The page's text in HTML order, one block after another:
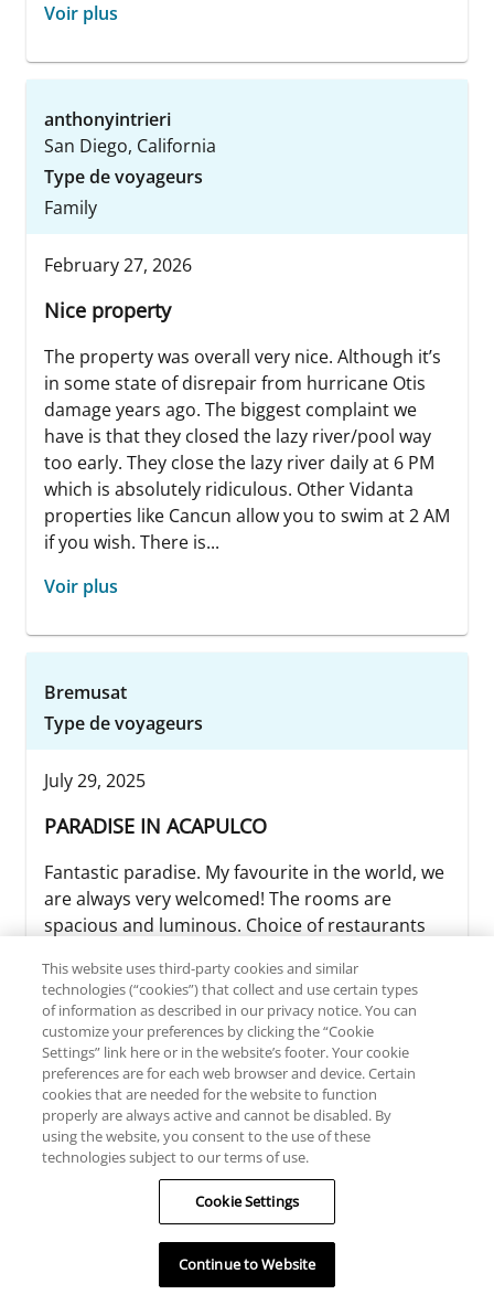
Voir plus
anthonyintrieri
San Diego, California
Type de voyageurs
Family
February 27, 2026
Nice property
The property was overall very nice. Although it’s
in some state of disrepair from hurricane Otis
damage years ago. The biggest complaint we
have is that they closed the lazy river/pool way
too early. They close the lazy river daily at 6 PM
which is absolutely ridiculous. Other Vidanta
properties like Cancun allow you to swim at 2 AM
if you wish. There is...
Voir plus
Bremusat
Type de voyageurs
July 29, 2025
PARADISE IN ACAPULCO
Fantastic paradise. My favourite in the world, we
are always very welcomed! The rooms are
spacious and luminous. Choice of restaurants
swimming pool where you can sip your favourite
drunk, Margarita, piñas colada, beer and have
the best club sandwich, hamburgers and loads
of vegetables. The spa and gym have b...
Voir plus
Type de voyageurs
This website uses third-party cookies and similar
technologies (“cookies”) that collect and use certain types
of information as described in our privacy notice. You can
customize your preferences by clicking the “Cookie
Settings” link here or in the website’s footer. Your cookie
preferences are for each web browser and device. Certain
cookies that are needed for the website to function
properly are always active and cannot be disabled. By
using the website, you consent to the use of these
technologies subject to our terms of use.
Cookie Settings
Continue to Website